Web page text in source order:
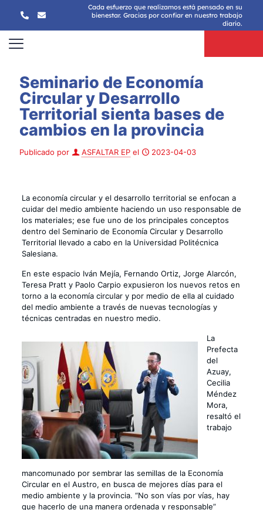
Cada esfuerzo que realizamos está pensado en su
bienestar. Gracias por confiar en nuestro trabajo
diario.
Seminario de Economía
Circular y Desarrollo
Territorial sienta bases de
cambios en la provincia
Publicado por ASFALTAR EP el 2023-04-03
La economía circular y el desarrollo territorial se enfocan a
cuidar del medio ambiente haciendo un uso responsable de
los materiales; ese fue uno de los principales conceptos
dentro del Seminario de Economía Circular y Desarrollo
Territorial llevado a cabo en la Universidad Politécnica
Salesiana.
En este espacio Iván Mejía, Fernando Ortiz, Jorge Alarcón,
Teresa Pratt y Paolo Carpio expusieron los nuevos retos en
torno a la economía circular y por medio de ella al cuidado
del medio ambiente a través de nuevas tecnologías y
técnicas centradas en nuestro medio.
La
Prefecta
del
Azuay,
Cecilia
Méndez
Mora,
resaltó el
trabajo
mancomunado por sembrar las semillas de la Economía
Circular en el Austro, en busca de mejores días para el
medio ambiente y la provincia. “No son vías por vías, hay
que hacerlo de una manera ordenada y responsable”